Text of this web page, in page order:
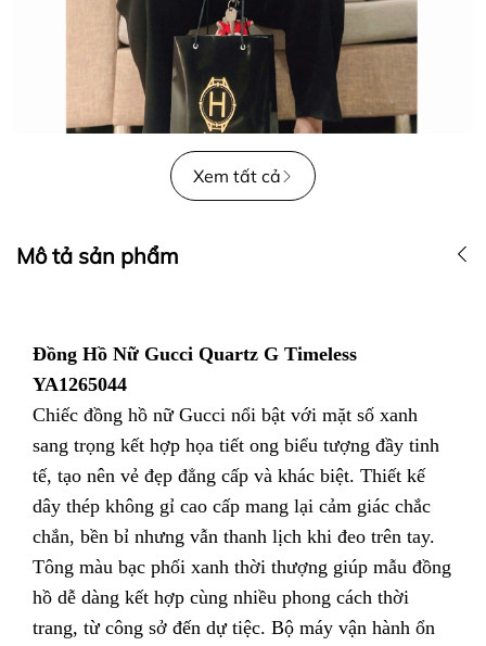
Xem tất cả
Mô tả sản phẩm
Đồng Hồ Nữ Gucci Quartz G Timeless
YA1265044
Chiếc đồng hồ nữ Gucci nổi bật với mặt số xanh
sang trọng kết hợp họa tiết ong biểu tượng đầy tinh
tế, tạo nên vẻ đẹp đẳng cấp và khác biệt. Thiết kế
dây thép không gỉ cao cấp mang lại cảm giác chắc
chắn, bền bỉ nhưng vẫn thanh lịch khi đeo trên tay.
Tông màu bạc phối xanh thời thượng giúp mẫu đồng
hồ dễ dàng kết hợp cùng nhiều phong cách thời
trang, từ công sở đến dự tiệc. Bộ máy vận hành ổn